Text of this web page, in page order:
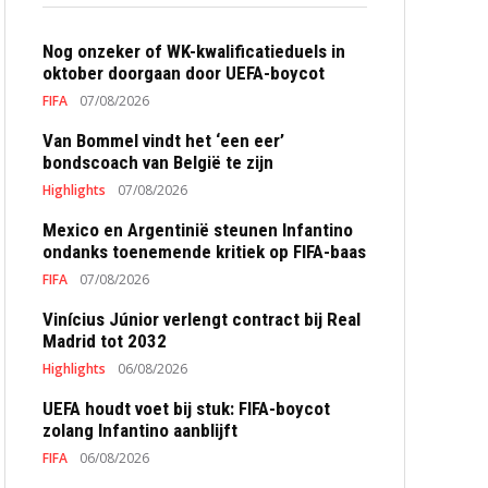
Nog onzeker of WK-kwalificatieduels in
oktober doorgaan door UEFA-boycot
FIFA 07/08/2026
Van Bommel vindt het ‘een eer’
bondscoach van België te zijn
Highlights 07/08/2026
Mexico en Argentinië steunen Infantino
ondanks toenemende kritiek op FIFA-baas
FIFA 07/08/2026
Vinícius Júnior verlengt contract bij Real
Madrid tot 2032
Highlights 06/08/2026
UEFA houdt voet bij stuk: FIFA-boycot
zolang Infantino aanblijft
FIFA 06/08/2026